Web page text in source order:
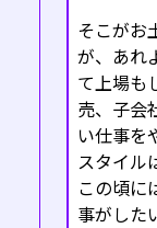
そこがお
が、あれ
て上場も
売、子会
い仕事を
スタイル
この頃に
事がした